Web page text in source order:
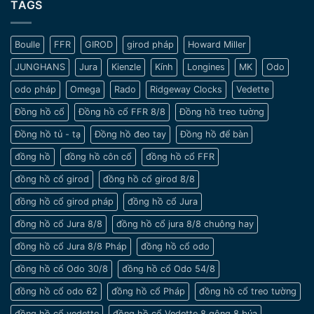
tế
và
sang
trọng
chọn
đồng
hồ
cho
nam
cổ
tay
nhỏ
TAGS
Boulle FFR GIROD girod pháp Howard Miller
JUNGHANS Jura Kienzle Kính Longines MK Odo
odo pháp Omega Rado Ridgeway Clocks Vedette
Đồng hồ cổ Đồng hồ cổ FFR 8/8 Đồng hồ treo tường
Đồng hồ tủ - tạ Đồng hồ đeo tay Đồng hồ để bàn
đồng hồ đồng hồ côn cổ đồng hồ cổ FFR
đồng hồ cổ girod đồng hồ cổ girod 8/8
đồng hồ cổ girod pháp đồng hồ cổ Jura
đồng hồ cổ Jura 8/8 đồng hồ cổ jura 8/8 chuông hay
đồng hồ cổ Jura 8/8 Pháp đồng hồ cổ odo
đồng hồ cổ Odo 30/8 đồng hồ cổ Odo 54/8
đồng hồ cổ odo 62 đồng hồ cổ Pháp đồng hồ cổ treo tường